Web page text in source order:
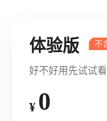
体验版
好不好用先试试看
¥ 0